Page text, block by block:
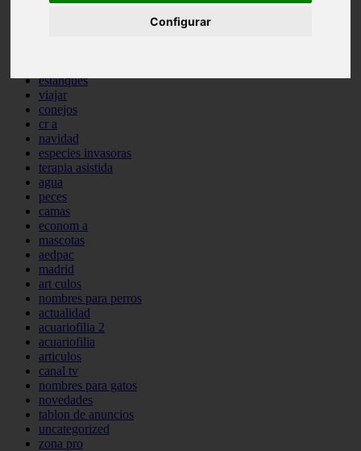
Configurar
higiene
estanques
viajar
conejos
cr a
navidad
especies invasoras
terapia asistida
agua
peces
camas
econom a
mascotas
aedpac
madrid
art culos
nombres para perros
actualidad
acuariofilia 2
acuariofilia
articulos
canal tv
nombres para gatos
novedades
tablon de anuncios
uncategorized
zona pro